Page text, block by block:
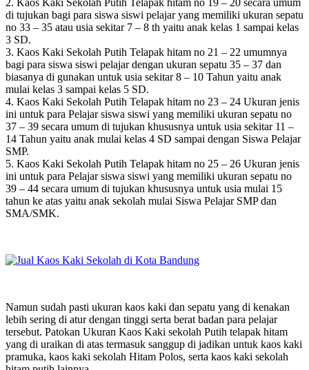
di tujukan bagi para siswa siswi pelajar yang memiliki ukuran sepatu
no 33 – 35 atau usia sekitar 7 – 8 th yaitu anak kelas 1 sampai kelas
3 SD.
3. Kaos Kaki Sekolah Putih Telapak hitam no 21 – 22 umumnya
bagi para siswa siswi pelajar dengan ukuran sepatu 35 – 37 dan
biasanya di gunakan untuk usia sekitar 8 – 10 Tahun yaitu anak
mulai kelas 3 sampai kelas 5 SD.
4. Kaos Kaki Sekolah Putih Telapak hitam no 23 – 24 Ukuran jenis
ini untuk para Pelajar siswa siswi yang memiliki ukuran sepatu no
37 – 39 secara umum di tujukan khususnya untuk usia sekitar 11 –
14 Tahun yaitu anak mulai kelas 4 SD sampai dengan Siswa Pelajar
SMP.
5. Kaos Kaki Sekolah Putih Telapak hitam no 25 – 26 Ukuran jenis
ini untuk para Pelajar siswa siswi yang memiliki ukuran sepatu no
39 – 44 secara umum di tujukan khususnya untuk usia mulai 15
tahun ke atas yaitu anak sekolah mulai Siswa Pelajar SMP dan
SMA/SMK.
Namun sudah pasti ukuran kaos kaki dan sepatu yang di kenakan
lebih sering di atur dengan tinggi serta berat badan para pelajar
tersebut. Patokan Ukuran Kaos Kaki sekolah Putih telapak hitam
yang di uraikan di atas termasuk sanggup di jadikan untuk kaos kaki
pramuka, kaos kaki sekolah Hitam Polos, serta kaos kaki sekolah